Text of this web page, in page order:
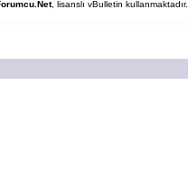
, lisanslı vBulletin kullanmaktadır.